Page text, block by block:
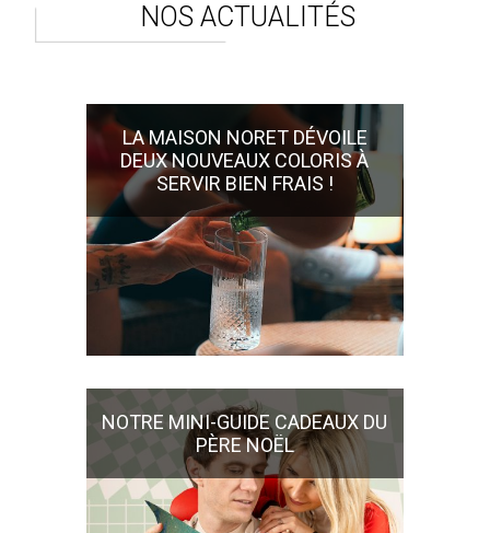
NOS ACTUALITÉS
LA MAISON NORET DÉVOILE
DEUX NOUVEAUX COLORIS À
SERVIR BIEN FRAIS !
NOTRE MINI-GUIDE CADEAUX DU
PÈRE NOËL